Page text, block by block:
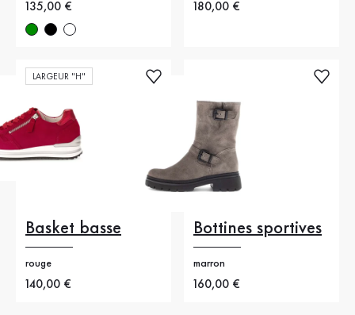
Nouveau prix
135,00 € Nouveau prix
180,00 €
LARGEUR "H"
Basket basse
rouge
Nouveau prix
140,00 €
Bottines sportives
marron
Nouveau prix
160,00 €